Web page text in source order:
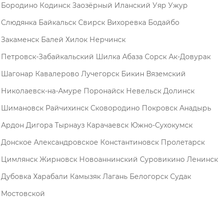
Бородино Кодинск Заозёрный Иланский Уяр Ужур
Слюдянка Байкальск Свирск Вихоревка Бодайбо
Закаменск Балей Хилок Нерчинск
Петровск-Забайкальский Шилка Абаза Сорск Ак-Довурак
Шагонар Кавалерово Лучегорск Бикин Вяземский
Николаевск-на-Амуре Поронайск Невельск Долинск
Шимановск Райчихинск Сковородино Покровск Анадырь
Ардон Дигора Тырнауз Карачаевск Южно-Сухокумск
Донское Александровское Константиновск Пролетарск
Цимлянск Жирновск Новоаннинский Суровикино Ленинск
Дубовка Харабали Камызяк Лагань Белогорск Судак
Мостовской